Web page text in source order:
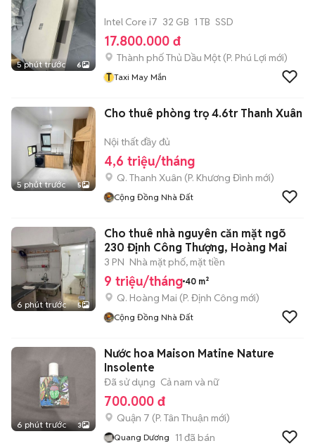
5 phút trước 6
Intel Core i7 32 GB 1 TB SSD
17.800.000 đ
Thành phố Thủ Dầu Một (P. Phú Lợi mới)
T Taxi May Mắn
5 phút trước 5
Cho thuê phòng trọ 4.6tr Thanh Xuân
Nội thất đầy đủ
4,6 triệu/tháng
Q. Thanh Xuân (P. Khương Đình mới)
Cộng Đồng Nhà Đất
6 phút trước 5
Cho thuê nhà nguyên căn mặt ngõ
230 Định Công Thượng, Hoàng Mai
3 PN Nhà mặt phố, mặt tiền
9 triệu/tháng 40 m²
Q. Hoàng Mai (P. Định Công mới)
Cộng Đồng Nhà Đất
6 phút trước 3
Nước hoa Maison Matine Nature
Insolente
Đã sử dụng Cả nam và nữ
700.000 đ
Quận 7 (P. Tân Thuận mới)
Quang Dương 11 đã bán